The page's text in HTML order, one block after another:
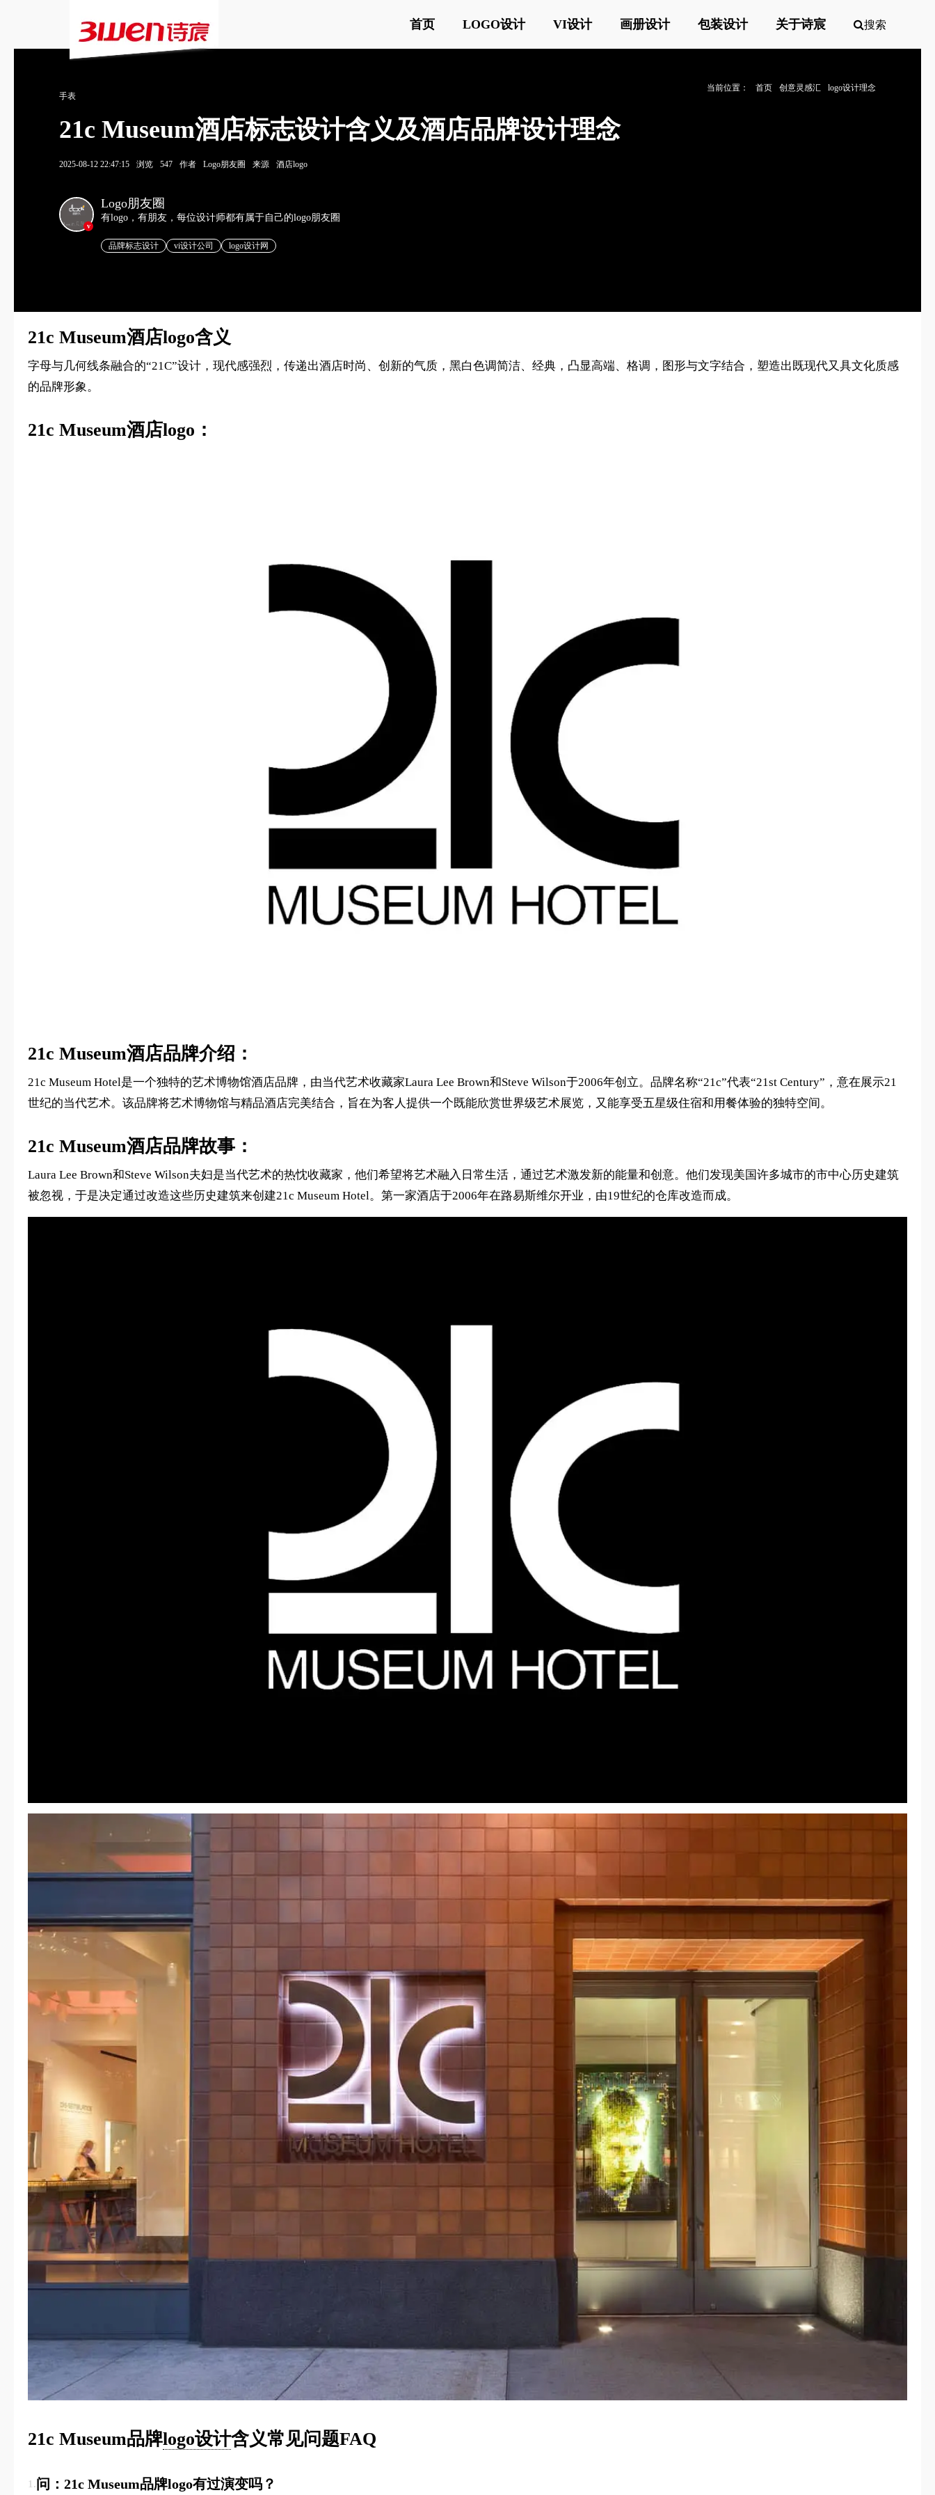
首页 LOGO设计 VI设计 画册设计 包装设计 关于诗宸 搜索
当前位置： 首页 创意灵感汇
logo设计理念
手表
21c Museum酒店标志设计含义及酒店品牌设计理念
2025-08-12 22:47:15 浏览 547 作者 Logo朋友圈 来源 酒店logo
v
Logo朋友圈
有logo，有朋友，每位设计师都有属于自己的logo朋友圈
品牌标志设计 vi设计公司 logo设计网
21c Museum酒店logo含义
字母与几何线条融合的“21C”设计，现代感强烈，传递出酒店时尚、创新的气质，黑白色调简洁、经典，凸显高端、格调，图形与文字结合，塑造出既现代又具文化质感
的品牌形象。
21c Museum酒店logo：
21c Museum酒店品牌介绍：
21c Museum Hotel是一个独特的艺术博物馆酒店品牌，由当代艺术收藏家Laura Lee Brown和Steve Wilson于2006年创立。品牌名称“21c”代表“21st Century”，意在展示21
世纪的当代艺术。该品牌将艺术博物馆与精品酒店完美结合，旨在为客人提供一个既能欣赏世界级艺术展览，又能享受五星级住宿和用餐体验的独特空间。
21c Museum酒店品牌故事：
Laura Lee Brown和Steve Wilson夫妇是当代艺术的热忱收藏家，他们希望将艺术融入日常生活，通过艺术激发新的能量和创意。他们发现美国许多城市的市中心历史建筑
被忽视，于是决定通过改造这些历史建筑来创建21c Museum Hotel。第一家酒店于2006年在路易斯维尔开业，由19世纪的仓库改造而成。
21c Museum品牌logo设计含义常见问题FAQ
1.问：21c Museum品牌logo有过演变吗？